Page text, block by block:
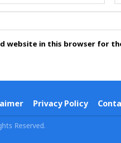
website in this browser for
Privacy Policy
Reserved.